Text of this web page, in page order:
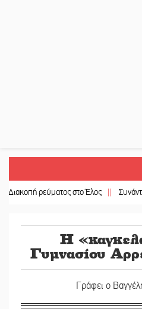
ρεύματος στο Έλος || Συνάντηση
Η
Γυμνασίου
Γράφει ο